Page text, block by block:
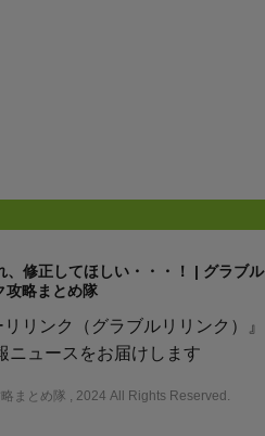
、修正してほしい・・・！ | グラブル
攻略まとめ隊
リンク（グラブルリリンク）』
ニュースをお届けします
まとめ隊 , 2024 All Rights Reserved.